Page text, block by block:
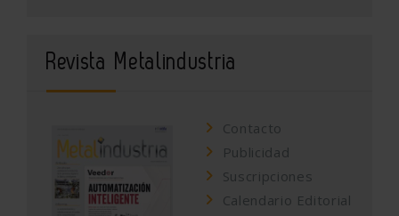
Revista Metalindustria
Contacto
Publicidad
Suscripciones
Calendario Editorial